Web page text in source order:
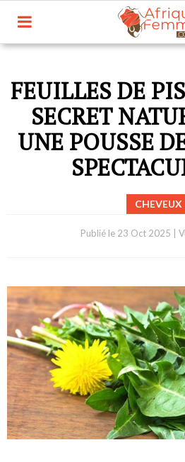
FEUILLES DE
SECRET
UNE POUSSE
CHEVEUX
Publié le 23 Oct 2025